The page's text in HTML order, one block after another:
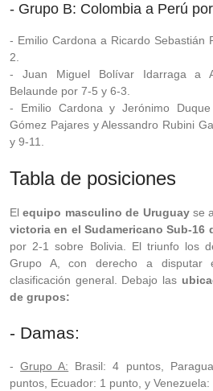
- Grupo B: Colombia a Perú
- Emilio Cardona a Ricardo Sebastián
2.
- Juan Miguel Bolívar Idarraga a
Belaunde por 7-5 y 6-3.
- Emilio Cardona y Jerónimo
Gómez Pajares y Alessandro Rubini
y 9-11.
Tabla de posiciones
Elequipo masculino de Uruguayse
victoria en el Sudamericano Sub-16
por 2-1 sobre Bolivia. El triunfo los
Grupo A, con derecho a disputar
clasificación general. Debajo las
de grupos:
- Damas:
-Grupo A: Brasil: 4 puntos,
puntos, Ecuador: 1 punto, y Venezuela: